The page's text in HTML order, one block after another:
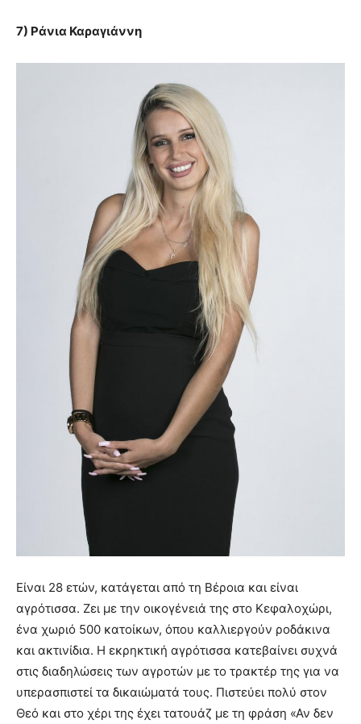
7) Ράνια Καραγιάννη
Είναι 28 ετών, κατάγεται από τη Βέροια και είναι
αγρότισσα. Ζει με την οικογένειά της στο Κεφαλοχώρι,
ένα χωριό 500 κατοίκων, όπου καλλιεργούν ροδάκινα
και ακτινίδια. Η εκρηκτική αγρότισσα κατεβαίνει συχνά
στις διαδηλώσεις των αγροτών με το τρακτέρ της για να
υπερασπιστεί τα δικαιώματά τους. Πιστεύει πολύ στον
Θεό και στο χέρι της έχει τατουάζ με τη φράση «Αν δεν